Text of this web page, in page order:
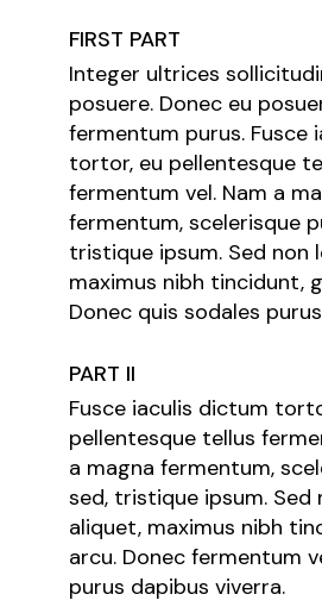
FIRST PART
Integer ultrices
posuere. Donec eu
fermentum purus. Fusce
tortor, eu pellentesque
fermentum vel. Nam a
fermentum, scelerisque
tristique ipsum. Sed non
maximus nibh tincidunt,
Donec quis sodales
PART II
Fusce iaculis dictum
pellentesque tellus
a magna fermentum,
sed, tristique ipsum. Sed
aliquet, maximus nibh
arcu. Donec fermentum
purus dapibus viverra.